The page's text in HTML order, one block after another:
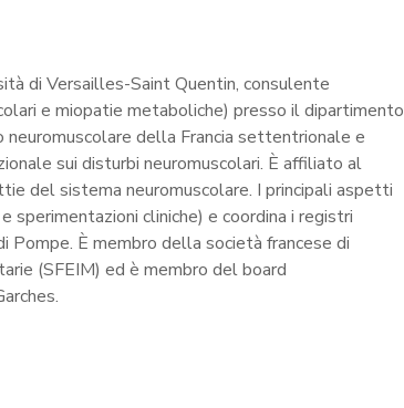
di Versailles-Saint Quentin, consulente
e miopatie metaboliche) presso il dipartimento
della Francia settentrionale e
sui disturbi neuromuscolari. È affiliato al
del sistema neuromuscolare. I principali aspetti
cliniche) e coordina i registri
È membro della società francese di
(SFEIM) ed è membro del board